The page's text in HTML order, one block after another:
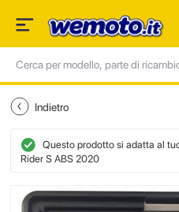
Indietro
Questo prodotto si adatta al
Rider S ABS 2020